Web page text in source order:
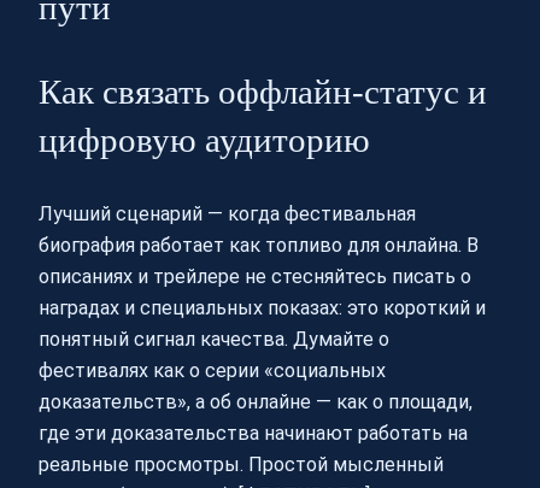
пути
Как связать оффлайн-статус и
цифровую аудиторию
Лучший сценарий — когда фестивальная
биография работает как топливо для онлайна. В
описаниях и трейлере не стесняйтесь писать о
наградах и специальных показах: это короткий и
понятный сигнал качества. Думайте о
фестивалях как о серии «социальных
доказательств», а об онлайне — как о площади,
где эти доказательства начинают работать на
реальные просмотры. Простой мысленный